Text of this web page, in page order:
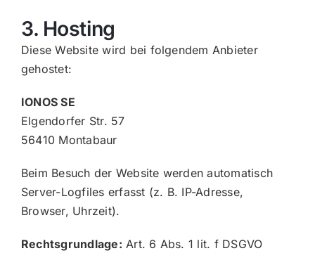
3. Hosting
Diese Website wird bei folgendem Anbieter
gehostet:
IONOS SE
Elgendorfer Str. 57
56410 Montabaur
Beim Besuch der Website werden automatisch
Server-Logfiles erfasst (z. B. IP-Adresse,
Browser, Uhrzeit).
Rechtsgrundlage: Art. 6 Abs. 1 lit. f DSGVO